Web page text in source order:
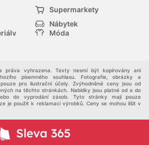
Supermarkety
Nábytek
Móda
práva vyhrazena. Texty nesmí být kopírovány ani
písemného souhlasu. Fotografie, obrázky a
pro ilustrační účely. Zvýhodněné ceny jsou od
na těchto stránkách. Nabídky jsou platné od a do
do vyprodání zásob. Tyto stránky mají pouze
je použít k reklamaci výrobků. Ceny se mohou lišit v